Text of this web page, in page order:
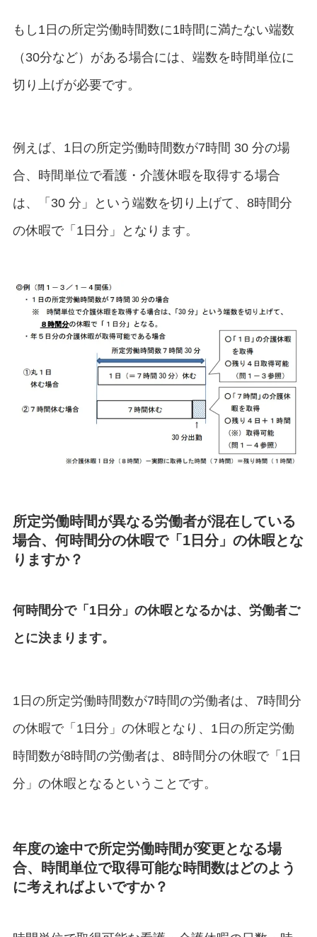
もし1日の所定労働時間数に1時間に満たない端数
（30分など）がある場合には、端数を時間単位に
切り上げが必要です。
例えば、1日の所定労働時間数が7時間 30 分の場
合、時間単位で看護・介護休暇を取得する場合
は、「30 分」という端数を切り上げて、8時間分
の休暇で「1日分」となります。
所定労働時間が異なる労働者が混在している
場合、何時間分の休暇で「1日分」の休暇とな
りますか？
何時間分で「1日分」の休暇となるかは、労働者ご
とに決まります。
1日の所定労働時間数が7時間の労働者は、7時間分
の休暇で「1日分」の休暇となり、1日の所定労働
時間数が8時間の労働者は、8時間分の休暇で「1日
分」の休暇となるということです。
年度の途中で所定労働時間が変更となる場
合、時間単位で取得可能な時間数はどのよう
に考えればよいですか？